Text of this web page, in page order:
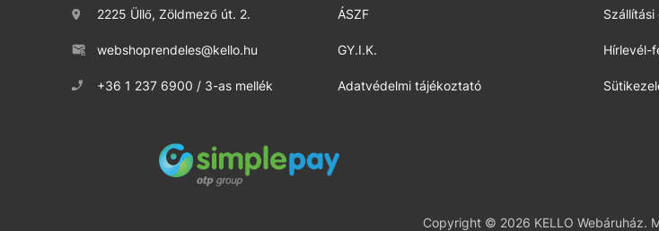
2225 Üllő, Zöldmező út. 2.
webshoprendeles@kello.hu
+36 1 237 6900 / 3-as mellék
ÁSZF
GY.I.K.
Adatvédelmi tájékoztató
Hírlevél-
Copyright © 2026 KELLO Webáruház.